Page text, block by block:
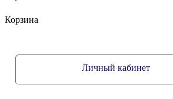
Корзина
Личный кабинет